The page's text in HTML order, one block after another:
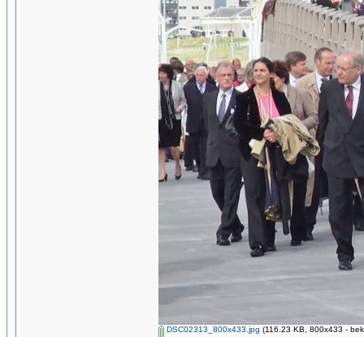
DSC02313_800x433.jpg (116.23 KB, 800x433 -